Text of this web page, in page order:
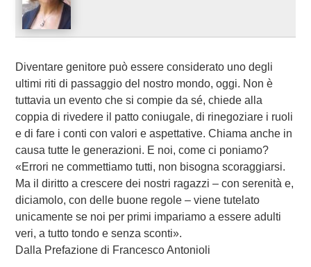
Diventare genitore può essere considerato uno degli
ultimi riti di passaggio del nostro mondo, oggi. Non è
tuttavia un evento che si compie da sé, chiede alla
coppia di rivedere il patto coniugale, di rinegoziare i ruoli
e di fare i conti con valori e aspettative. Chiama anche in
causa tutte le generazioni. E noi, come ci poniamo?
«Errori ne commettiamo tutti, non bisogna scoraggiarsi.
Ma il diritto a crescere dei nostri ragazzi – con serenità e,
diciamolo, con delle buone regole – viene tutelato
unicamente se noi per primi impariamo a essere adulti
veri, a tutto tondo e senza sconti».
Dalla Prefazione di Francesco Antonioli